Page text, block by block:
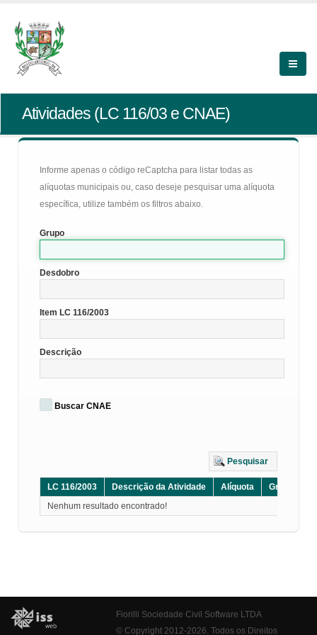
Atividades (LC 116/03 e CNAE)
Informe apenas o código reCaptcha para listar todas as
alíquotas municipais ou, caso deseje pesquisar uma alíquota
específica, utilize também os filtros abaixo.
Grupo
Desdobro
Item LC 116/2003
Descrição
Buscar CNAE
Pesquisar
LC 116/2003 Descrição da Atividade Alíquota Grupo
Nenhum resultado encontrado!
Fiorilli Sociedade Civil Software LTDA
© Copyright 2012-2026. Todos os Direitos